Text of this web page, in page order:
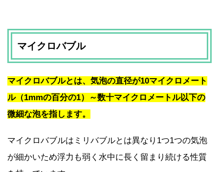
マイクロバブル
マイクロバブルとは、気泡の直径が10マイクロメート
ル（1mmの百分の1）～数十マイクロメートル以下の
微細な泡を指します。
マイクロバブルはミリバブルとは異なり1つ1つの気泡
が細かいため浮力も弱く水中に長く留まり続ける性質